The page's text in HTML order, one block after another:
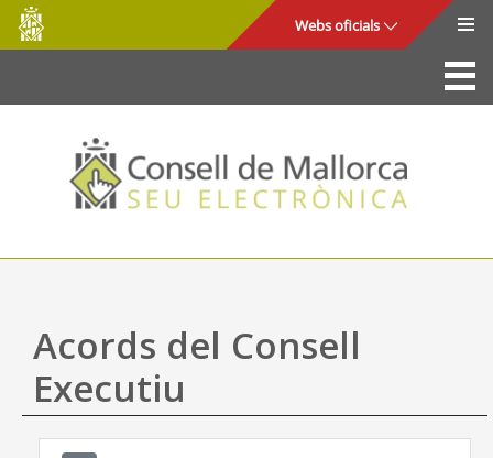
Salta al contingut principal
Consell
de
Mallorca
Webs oficials
La Seu
Consell de Mallorca
Accés i seguretat
Utilitats
Ajuda
Acords del Consell
Executiu